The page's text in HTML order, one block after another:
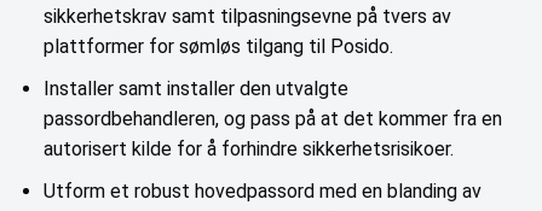
sikkerhetskrav samt tilpasningsevne på tvers av
plattformer for sømløs tilgang til Posido.
Installer samt installer den utvalgte
passordbehandleren, og pass på at det kommer fra en
autorisert kilde for å forhindre sikkerhetsrisikoer.
Utform et robust hovedpassord med en blanding av